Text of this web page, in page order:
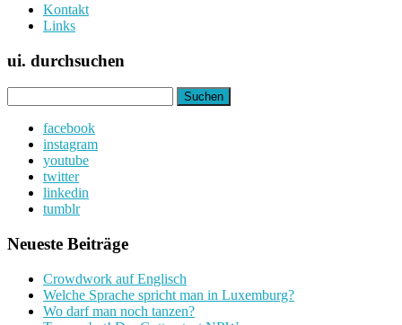
Kontakt
Links
ui. durchsuchen
nach:
facebook
instagram
youtube
twitter
linkedin
tumblr
Neueste Beiträge
Crowdwork auf Englisch
Welche Sprache spricht man in Luxemburg?
Wo darf man noch tanzen?